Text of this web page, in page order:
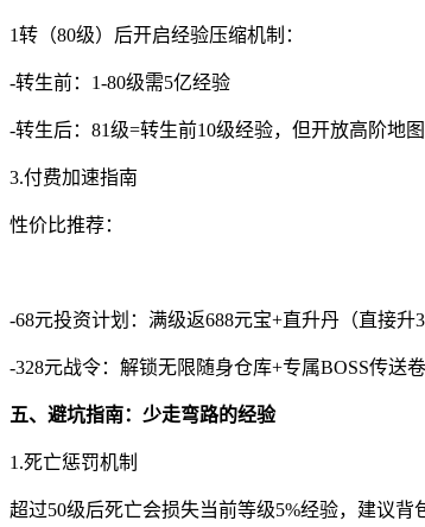
1转（80级）后开启经验压缩机制：
-转生前：1-80级需5亿经验
-转生后：81级=转生前10级经验，但开放高阶地图
3.付费加速指南
性价比推荐：
-68元投资计划：满级返688元宝+直升丹（直接升3
-328元战令：解锁无限随身仓库+专属BOSS传送卷
五、避坑指南：少走弯路的经验
1.死亡惩罚机制
超过50级后死亡会损失当前等级5%经验，建议背